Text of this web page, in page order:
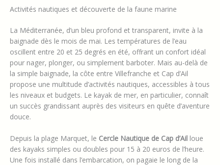
Activités nautiques et découverte de la faune marine
La Méditerranée, d’un bleu profond et transparent, invite à la
baignade dès le mois de mai. Les températures de l’eau
oscillent entre 20 et 25 degrés en été, offrant un confort idéal
pour nager, plonger, ou simplement barboter. Mais au-delà de
la simple baignade, la côte entre Villefranche et Cap d’Ail
propose une multitude d’activités nautiques, accessibles à tous
les niveaux et budgets. Le kayak de mer, en particulier, connaît
un succès grandissant auprès des visiteurs en quête d’aventure
douce.
Depuis la plage Marquet, le Cercle Nautique de Cap d’Ail loue
des kayaks simples ou doubles pour 15 à 20 euros de l’heure.
Une fois installé dans l’embarcation, on pagaie le long de la